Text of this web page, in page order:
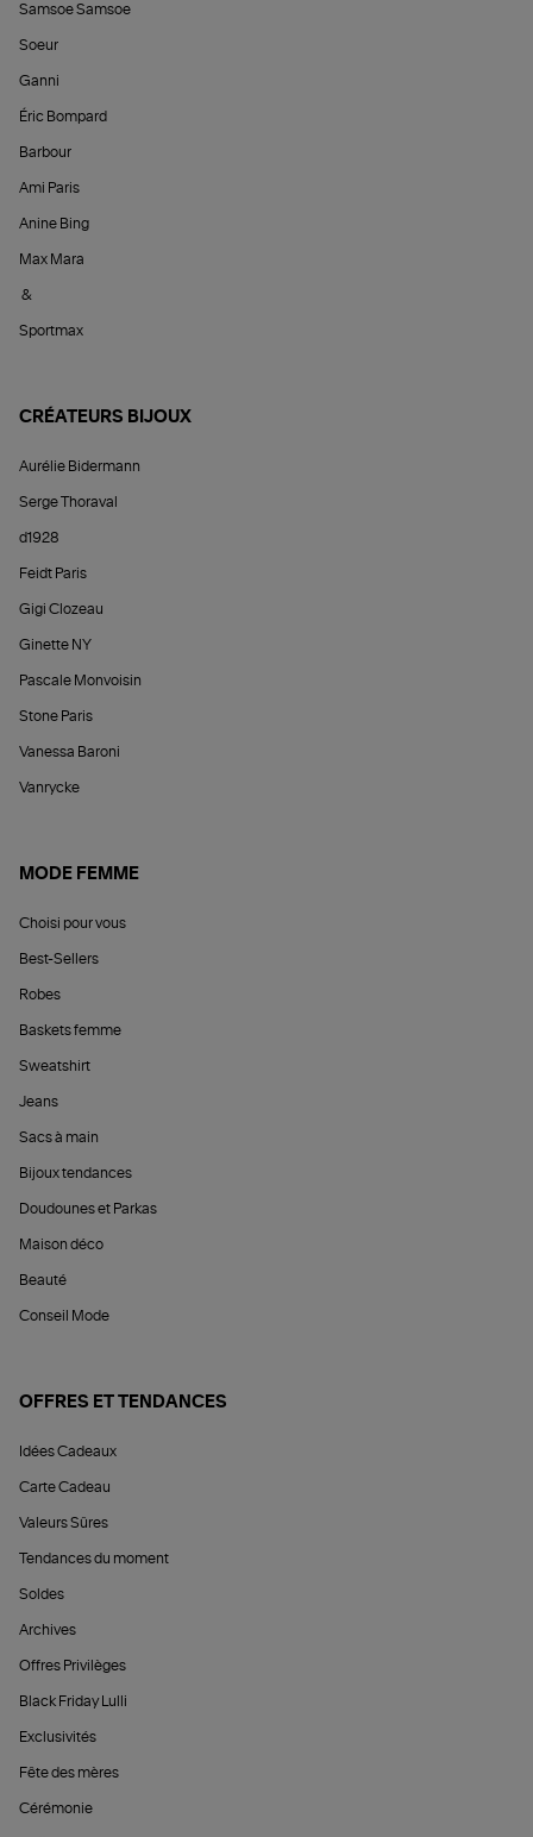
Samsoe Samsoe
Soeur
Ganni
Éric Bompard
Barbour
Ami Paris
Anine Bing
Max Mara
&
Sportmax
CRÉATEURS BIJOUX
Aurélie Bidermann
Serge Thoraval
d1928
Feidt Paris
Gigi Clozeau
Ginette NY
Pascale Monvoisin
Stone Paris
Vanessa Baroni
Vanrycke
MODE FEMME
Choisi pour vous
Best-Sellers
Robes
Baskets femme
Sweatshirt
Jeans
Sacs à main
Bijoux tendances
Doudounes et Parkas
Maison déco
Beauté
Conseil Mode
OFFRES ET TENDANCES
Idées Cadeaux
Carte Cadeau
Valeurs Sûres
Tendances du moment
Soldes
Archives
Offres Privilèges
Black Friday Lulli
Exclusivités
Fête des mères
Cérémonie